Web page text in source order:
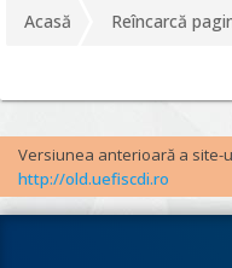
Acasă Reîncarcă
Versiunea anterioară a site-
http://old.uefiscdi.ro